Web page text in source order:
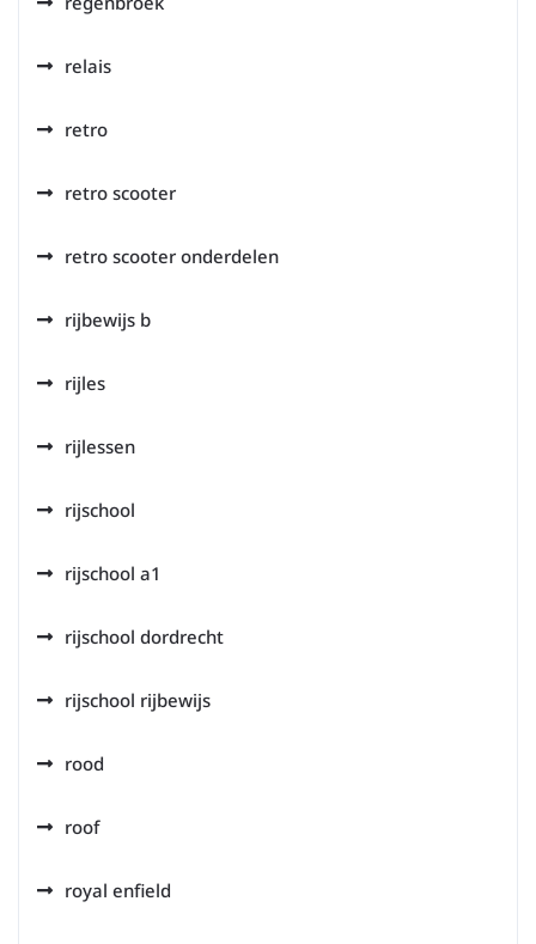
relais
retro
retro scooter
retro scooter onderdelen
rijbewijs b
rijles
rijlessen
rijschool
rijschool a1
rijschool dordrecht
rijschool rijbewijs
rood
roof
royal enfield